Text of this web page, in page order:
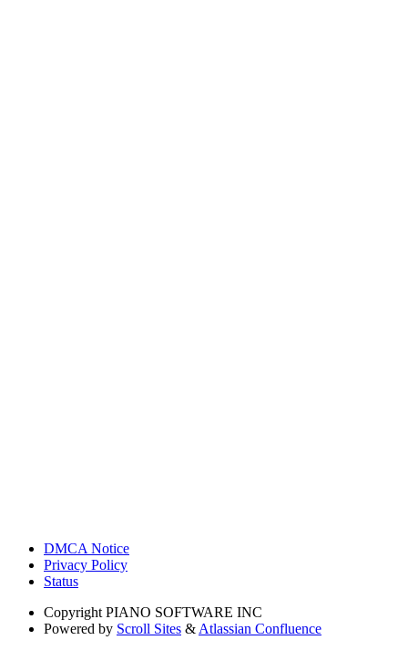
DMCA Notice
Privacy Policy
Status
Copyright PIANO SOFTWARE INC
Powered by Scroll Sites & Atlassian Confluence